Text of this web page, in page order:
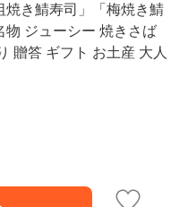
焼き鯖寿司」「梅焼き鯖
贈答 ギフト お土産 大人